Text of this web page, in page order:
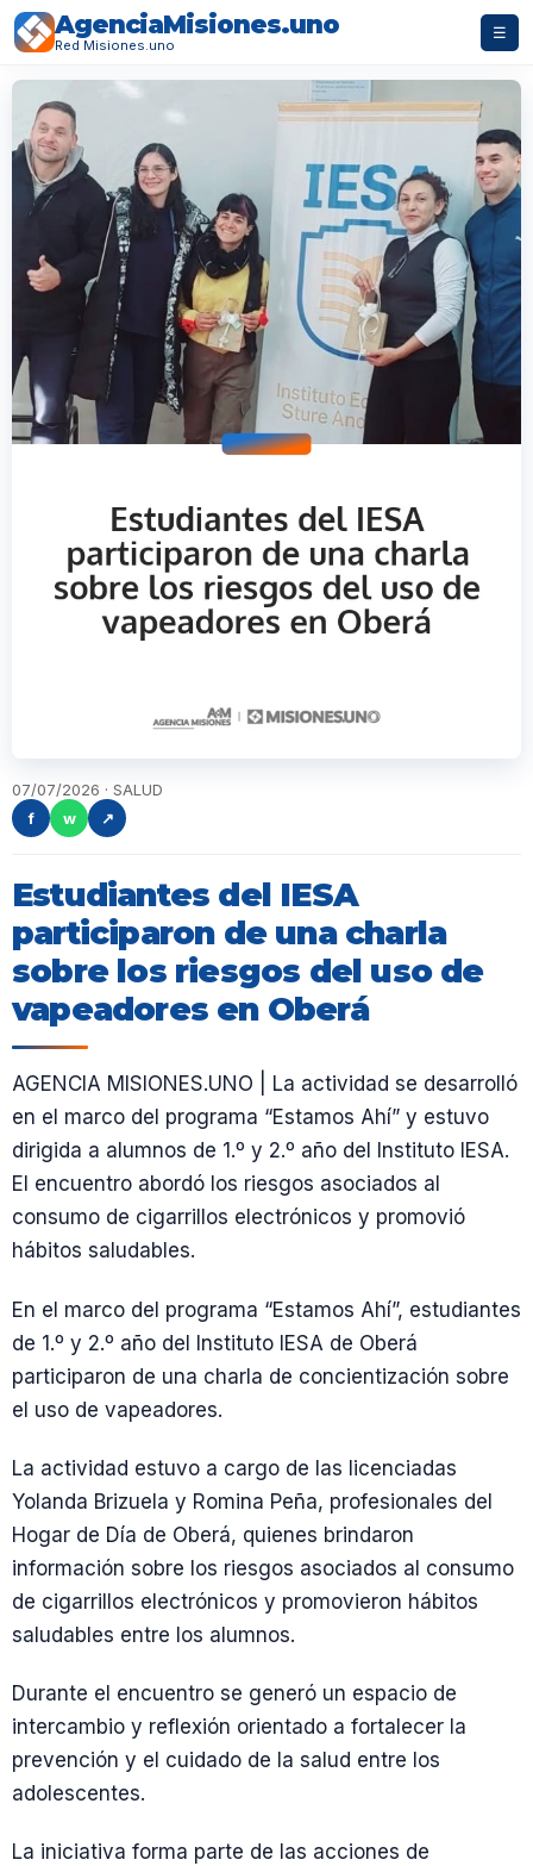
AgenciaMisiones.uno
Red Misiones.uno
☰
07/07/2026 · SALUD
f
w ↗
Estudiantes del IESA
participaron de una charla
sobre los riesgos del uso de
vapeadores en Oberá
AGENCIA MISIONES.UNO | La actividad se desarrolló
en el marco del programa “Estamos Ahí” y estuvo
dirigida a alumnos de 1.º y 2.º año del Instituto IESA.
El encuentro abordó los riesgos asociados al
consumo de cigarrillos electrónicos y promovió
hábitos saludables.
En el marco del programa “Estamos Ahí”, estudiantes
de 1.º y 2.º año del Instituto IESA de Oberá
participaron de una charla de concientización sobre
el uso de vapeadores.
La actividad estuvo a cargo de las licenciadas
Yolanda Brizuela y Romina Peña, profesionales del
Hogar de Día de Oberá, quienes brindaron
información sobre los riesgos asociados al consumo
de cigarrillos electrónicos y promovieron hábitos
saludables entre los alumnos.
Durante el encuentro se generó un espacio de
intercambio y reflexión orientado a fortalecer la
prevención y el cuidado de la salud entre los
adolescentes.
La iniciativa forma parte de las acciones de